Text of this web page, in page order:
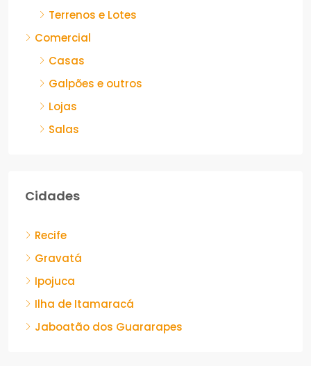
Terrenos e Lotes
Comercial
Casas
Galpões e outros
Lojas
Salas
Cidades
Recife
Gravatá
Ipojuca
Ilha de Itamaracá
Jaboatão dos Guararapes